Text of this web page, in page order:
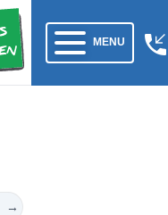
MENU phone_callback
→